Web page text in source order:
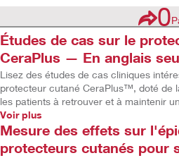
0
Études de cas sur le
CeraPlus — En anglais
Lisez des études de cas cliniques
protecteur cutané CeraPlus™, doté de
les patients à retrouver et à maintenir
Voir plus
Mesure des effets sur
protecteurs cutanés pour